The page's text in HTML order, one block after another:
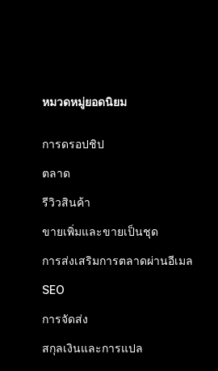
หมวดหมู่ยอดนิยม
การดรอปชิป
ตลาด
รีวิวสินค้า
ขายเพิ่มและขายเป็นชุด
การส่งเสริมการตลาดผ่านอีเมล
SEO
การจัดส่ง
สกุลเงินและการแปล